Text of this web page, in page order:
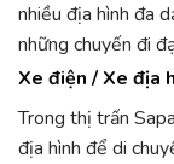
nhiều địa hình đa
những chuyến đi
Xe điện / Xe địa
Trong thị trấn
địa hình để di